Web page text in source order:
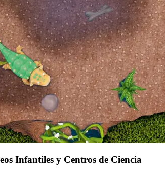
Infantiles y Centros de Ciencia